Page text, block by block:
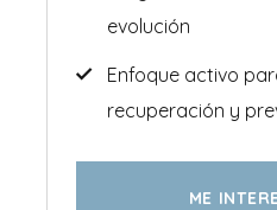
evolución
Enfoque activo
recuperación y
ME